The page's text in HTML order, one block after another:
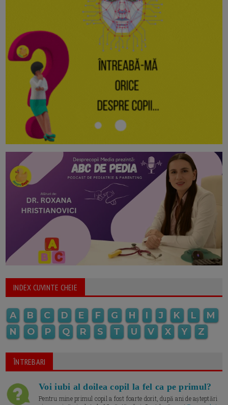
INDEX CUVINTE CHEIE
A B C D E F G H I J K L
M
N
O P Q R S T U V X Y Z
ÎNTREBARI
Voi iubi al doilea copil la fel ca pe primul?
Pentru mine primul copil a fost foarte dorit, după ani de așteptări